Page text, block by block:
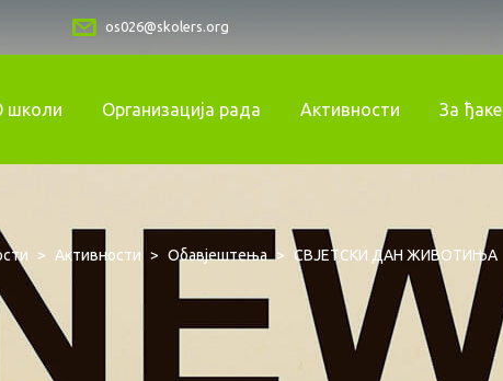
os026@skolers.org
школи Организација рада Активности За ђаке
> Активности > Обавјештења > СВЈЕТСКИ ДАН ЖИВОТИЊА